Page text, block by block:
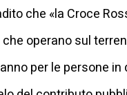
che «la Croce
operano sul
per le persone